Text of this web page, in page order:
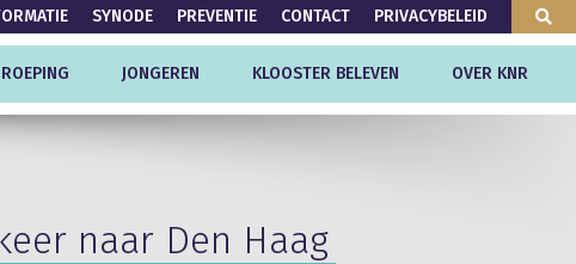
SYNODE PREVENTIE CONTACT PRIVACYBELEID
ROEPING JONGEREN KLOOSTER BELEVEN OVER KNR
naar Den Haag